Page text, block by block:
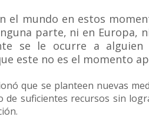
el mundo en estos
parte, ni en Europa,
se le ocurre a alguien
este no es el momento
que se planteen nuevas
de suficientes recursos sin